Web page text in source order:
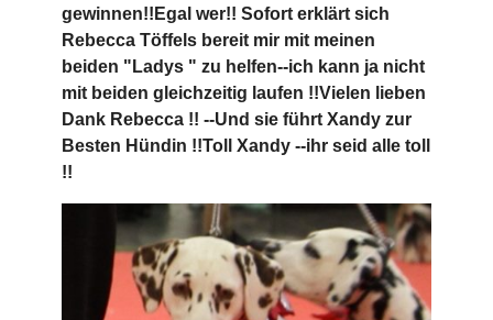
gewinnen!!Egal wer!! Sofort erklärt sich
Rebecca Töffels bereit mir mit meinen
beiden "Ladys " zu helfen--ich kann ja nicht
mit beiden gleichzeitig laufen !!Vielen lieben
Dank Rebecca !! --Und sie führt Xandy zur
Besten Hündin !!Toll Xandy --ihr seid alle toll
!!